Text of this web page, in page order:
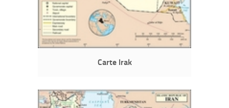
Carte Irak